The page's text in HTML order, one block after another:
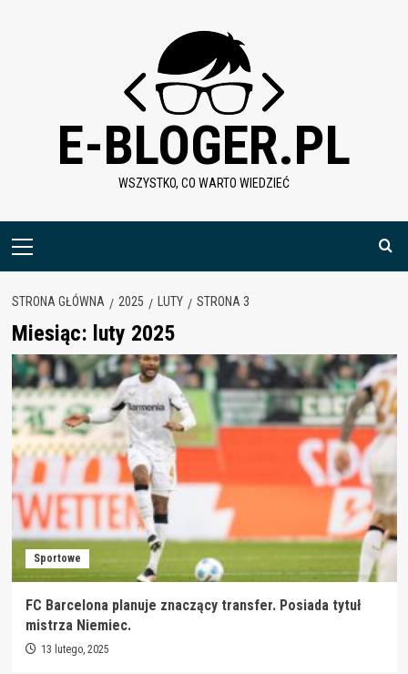
E-BLOGER.PL
WSZYSTKO, CO WARTO WIEDZIEĆ
Menu
STRONA GŁÓWNA 2025 LUTY STRONA 3
Miesiąc: luty 2025
Sportowe
FC Barcelona planuje znaczący transfer. Posiada tytuł
mistrza Niemiec.
13 lutego, 2025